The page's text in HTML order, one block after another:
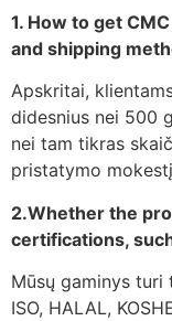
1. How to get
and shipping
Apskritai,
didesnius nei 500
nei tam tikras
pristatymo
2.Whether the
certifications, such
Mūsų gaminys
ISO, HALAL,